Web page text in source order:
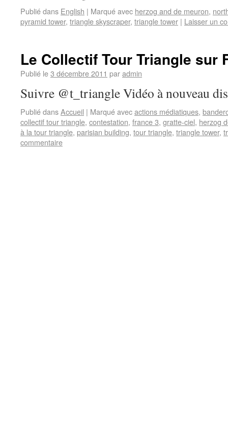
Publié dans English | Marqué avec herzog and de meuron,
pyramid tower, triangle skyscraper, triangle tower | Laisser un
Le Collectif Tour Triangle sur
Publié le3 décembre 2011 paradmin
Suivre @t_triangle Vidéo à nouveau
Publié dansAccueil | Marqué avecactions médiatiques,
collectif tour triangle, contestation, france 3, gratte-ciel, herzog
à la tour triangle, parisian building, tour triangle, triangle tower,
commentaire